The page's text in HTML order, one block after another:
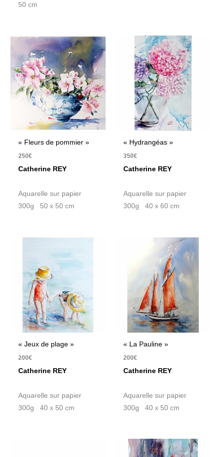
50 cm
« Fleurs de pommier »
250€
Catherine REY
Aquarelle sur papier
300g 50 x 50 cm
« Hydrangéas »
350€
Catherine REY
Aquarelle sur papier
300g 40 x 60 cm
« Jeux de plage »
200€
Catherine REY
Aquarelle sur papier
300g 40 x 50 cm
« La Pauline »
200€
Catherine REY
Aquarelle sur papier
300g 40 x 50 cm